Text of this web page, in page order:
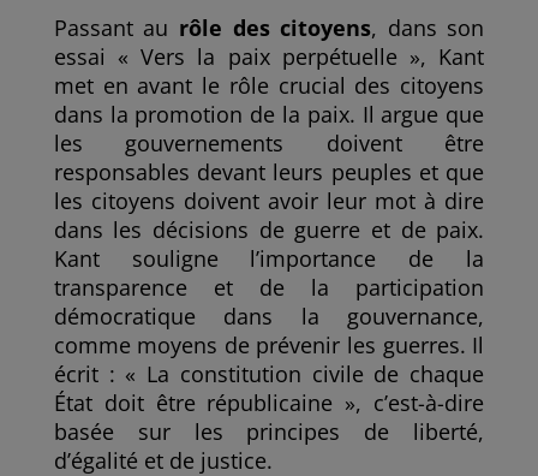
Passant au rôle des citoyens, dans son
essai « Vers la paix perpétuelle », Kant
met en avant le rôle crucial des citoyens
dans la promotion de la paix. Il argue que
les gouvernements doivent être
responsables devant leurs peuples et que
les citoyens doivent avoir leur mot à dire
dans les décisions de guerre et de paix.
Kant souligne l’importance de la
transparence et de la participation
démocratique dans la gouvernance,
comme moyens de prévenir les guerres. Il
écrit : « La constitution civile de chaque
État doit être républicaine », c’est-à-dire
basée sur les principes de liberté,
d’égalité et de justice.